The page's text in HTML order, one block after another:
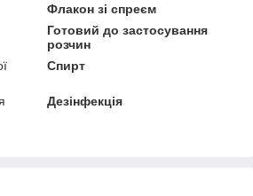
Флакон зі спреєм
Готовий до застосування
розчин
Спирт
Дезінфекція